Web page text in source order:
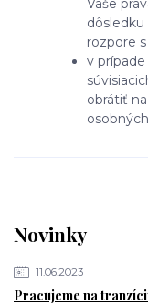
Novinky
11.06.2023
Pracujeme na
dôsledku
rozpore
v
obrátiť